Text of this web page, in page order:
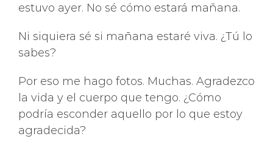
estuvo ayer. No sé cómo estará mañana.
Ni siquiera sé si mañana estaré viva. ¿Tú lo
sabes?
Por eso me hago fotos. Muchas. Agradezco
la vida y el cuerpo que tengo. ¿Cómo
podría esconder aquello por lo que estoy
agradecida?